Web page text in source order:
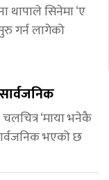
थापाले सिनेमा ‘ए
गर्न लागेको
‘माया भनेकै
भएको छ